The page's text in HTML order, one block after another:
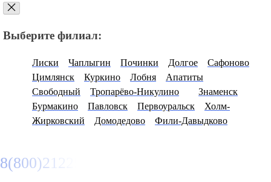
Выберите филиал:
Лиски Чаплыгин Починки Долгое
Сафоново
Цимлянск
Куркино Лобня
Апатиты
Свободный
Тропарёво-Никулино
Знаменск
Бурмакино
Павловск Первоуральск
Холм-
Жирковский
Домодедово Фили-Давыдково
8(800)2122558